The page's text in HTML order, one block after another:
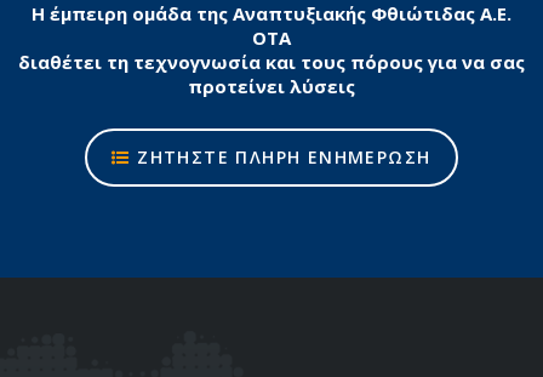
Η έμπειρη ομάδα της Αναπτυξιακής Φθιώτιδας Α.Ε.
ΟΤΑ
διαθέτει τη τεχνογνωσία και τους πόρους για να σας
προτείνει λύσεις
ΖΗΤΗΣΤΕ ΠΛΗΡΗ ΕΝΗΜΕΡΩΣΗ